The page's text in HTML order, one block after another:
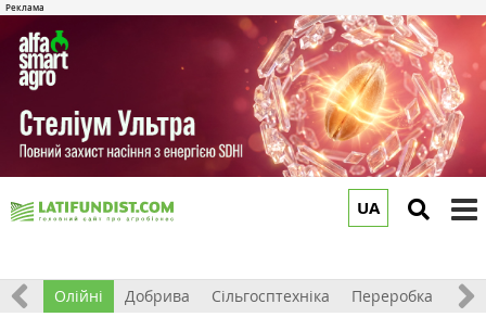
UA
Олійні Добрива Сільгосптехніка Переробка